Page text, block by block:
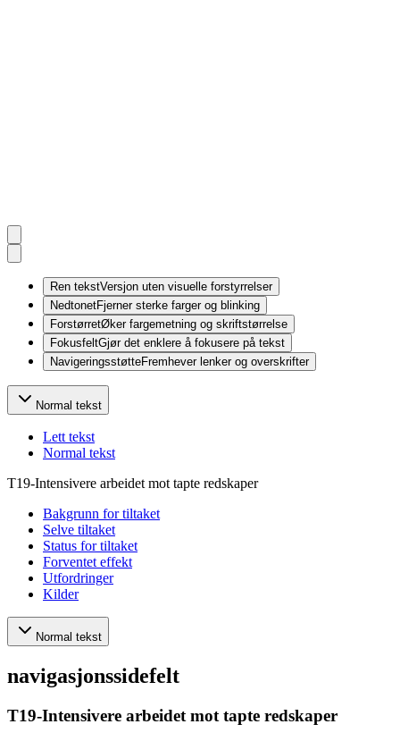
Ren tekstVersjon uten visuelle forstyrrelser
NedtonetFjerner sterke farger og blinking
ForstørretØker fargemetning og skriftstørrelse
FokusfeltGjør det enklere å fokusere på tekst
NavigeringsstøtteFremhever lenker og overskrifter
Normal tekst
Lett tekst
Normal tekst
T19-Intensivere arbeidet mot tapte redskaper
Bakgrunn for tiltaket
Selve tiltaket
Status for tiltaket
Forventet effekt
Utfordringer
Kilder
Normal tekst
navigasjonssidefelt
T19-Intensivere arbeidet mot tapte redskaper